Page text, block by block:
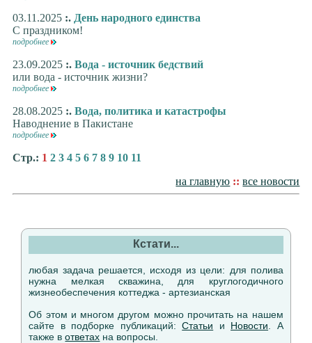
03.11.2025:. День народного единства
С праздником!
подробнее
23.09.2025:. Вода - источник бедствий
или вода - источник жизни?
подробнее
28.08.2025:. Вода, политика и катастрофы
Наводнение в Пакистане
подробнее
Стр.: 1 2 3 4 5 6 7 8 9 10 11
на главную :: все новости
Кстати...
любая задача решается, исходя из цели: для полива
нужна мелкая скважина, для круглогодичного
жизнеобеспечения коттеджа - артезианская
Об этом и многом другом можно прочитать на нашем
сайте в подборке публикаций:Статьи и Новости . А
также вответах на вопросы.